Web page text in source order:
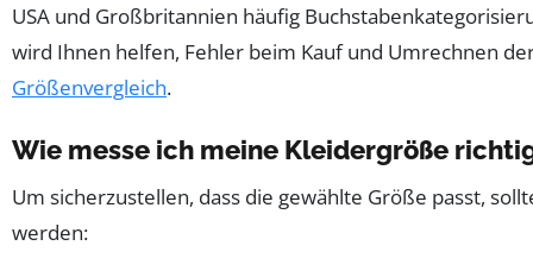
USA und Großbritannien häufig
wird Ihnen helfen, Fehler beim Kauf und Umrechnen
Größenvergleich.
Wie messe ich meine Kleidergröße
Um sicherzustellen, dass die gewählte Größe passt,
werden: